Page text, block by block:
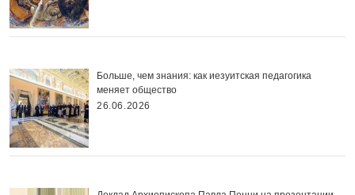
Больше, чем знания: как иезуитская педагогика
меняет общество
26.06.2026